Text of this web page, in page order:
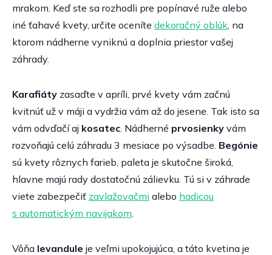
mrakom. Keď ste sa rozhodli pre popínavé ruže alebo
iné ťahavé kvety, určite oceníte dekoračný oblúk, na
ktorom nádherne vyniknú a doplnia priestor vašej
záhrady.
Karafiáty zasaďte v apríli, prvé kvety vám začnú
kvitnúť už v máji a vydržia vám až do jesene. Tak isto sa
vám odvďačí aj kosatec. Nádherné prvosienky vám
rozvoňajú celú záhradu 3 mesiace po výsadbe. Begónie
sú kvety rôznych farieb, paleta je skutočne široká,
hlavne majú rady dostatočnú zálievku. Tú si v záhrade
viete zabezpečiť zavlažovačmi alebo hadicou
s automatickým navijakom.
Vôňa levandule je veľmi upokojujúca, a táto kvetina je